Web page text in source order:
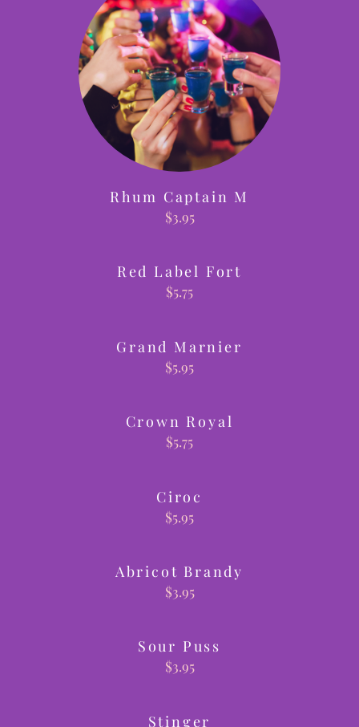
Rhum Captain M
$3.95
Red Label Fort
$5.75
Grand Marnier
$5.95
Crown Royal
$5.75
Ciroc
$5.95
Abricot Brandy
$3.95
Sour Puss
$3.95
Stinger